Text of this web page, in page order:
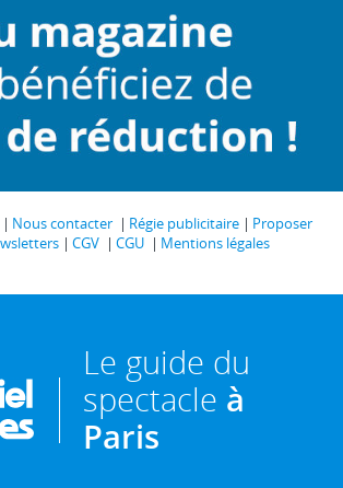
Nous contacter Régie publicitaire
Proposer
CGV CGU
Mentions légales
Le guide du
spectacle à
Paris